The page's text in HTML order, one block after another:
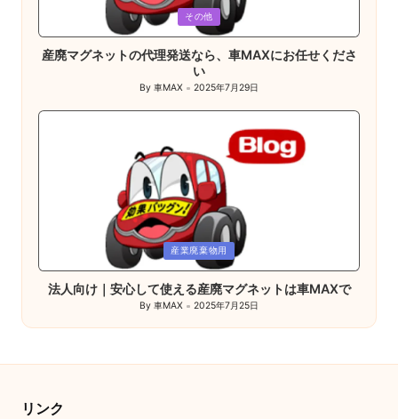
in
その他
産廃マグネットの代理発送なら、車MAXにお任せくださ
い
Posted
By 車MAX 2025年7月29日
in
産業廃棄物用
法人向け｜安心して使える産廃マグネットは車MAXで
Posted
By 車MAX 2025年7月25日
リンク